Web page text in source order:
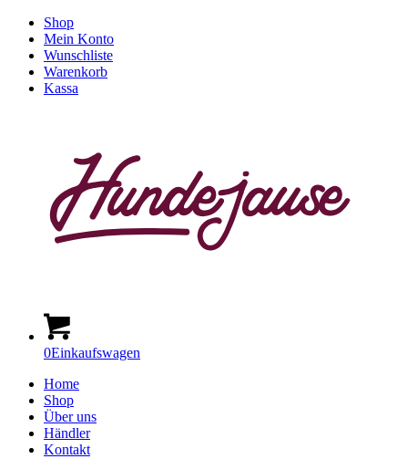
Shop
Mein Konto
Wunschliste
Warenkorb
Kassa
0Einkaufswagen
Home
Shop
Über uns
Händler
Kontakt